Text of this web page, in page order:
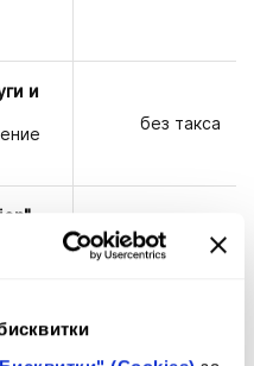
и
без такса
без такса